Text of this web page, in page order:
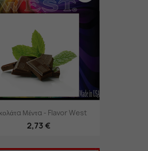
Μέντα - Flavor West
2,73 €